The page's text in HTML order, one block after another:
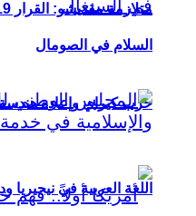
حزب كيراي وإعادة
السلام في الصومال
اللغة العربية في